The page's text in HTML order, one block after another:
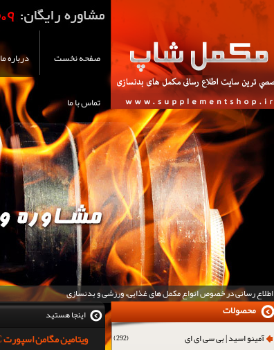
صفحه نخست درباره ما
تماس با ما
اطلاع رسانی در خصوص انواع مکمل های غذایی، ورزشی و بدنسازی
اینجا هستید
ویتامین مگامن اسپورت GNC آمینو اسید | بی سی ای ای (292)
محصولات